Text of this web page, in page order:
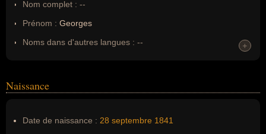
Nom complet : --
Prénom : Georges
Noms dans d'autres langues : --
Nom de famille :Clemenceau
+
Naissance
Date de naissance : 28 septembre 1841